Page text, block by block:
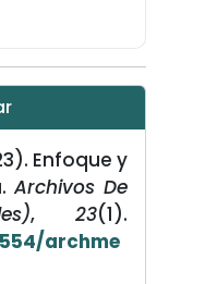
Enfoque y
Archivos De
, 23(1).
archme